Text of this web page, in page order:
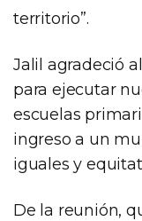
territorio”.
Jalil agradeció
para ejecutar
escuelas
ingreso a un
iguales y
De la reunión,